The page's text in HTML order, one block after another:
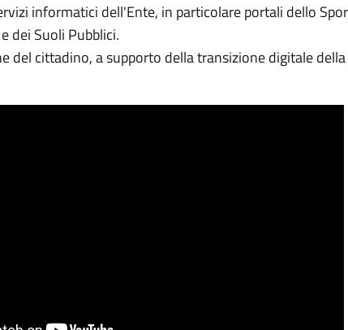
informatici dell'Ente, in particolare portali dello
dei Suoli Pubblici.
del cittadino, a supporto della transizione digitale